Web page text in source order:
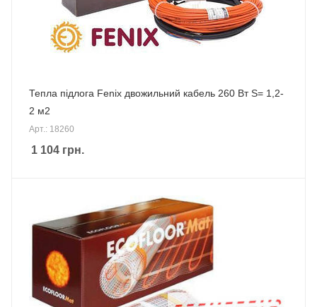
Тепла підлога Fenix двожильний кабель 260 Вт S= 1,2-
2 м2
Арт.: 18260
1 104 грн.